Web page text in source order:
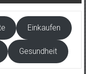
Einkaufen
Gesundheit